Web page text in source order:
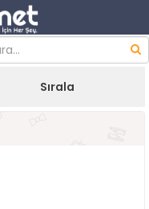
Sırala